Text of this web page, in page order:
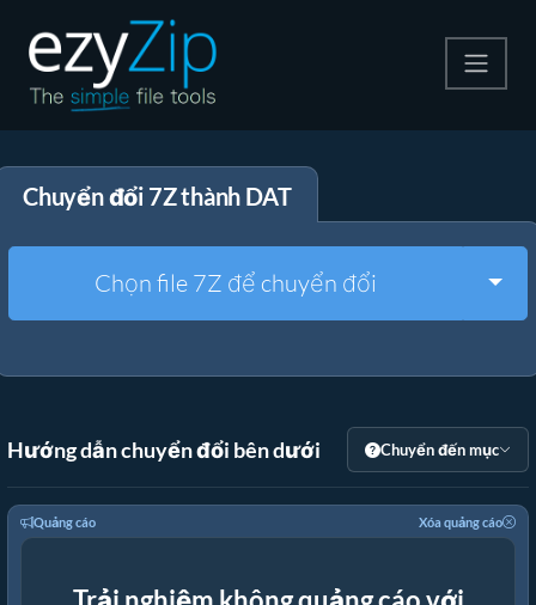
Giải nén
Công cụ khác
Chuyển đổi 7Z thành DAT
Chọn file 7Z để chuyển đổi
Hướng dẫn chuyển đổi bên dưới Chuyển đến mục
Quảng cáo Xóa quảng cáo